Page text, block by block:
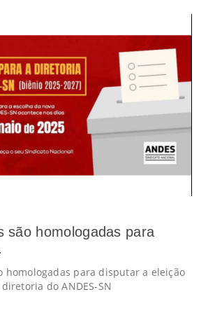
são homologadas para
homologadas para disputar a eleição
do ANDES-SN